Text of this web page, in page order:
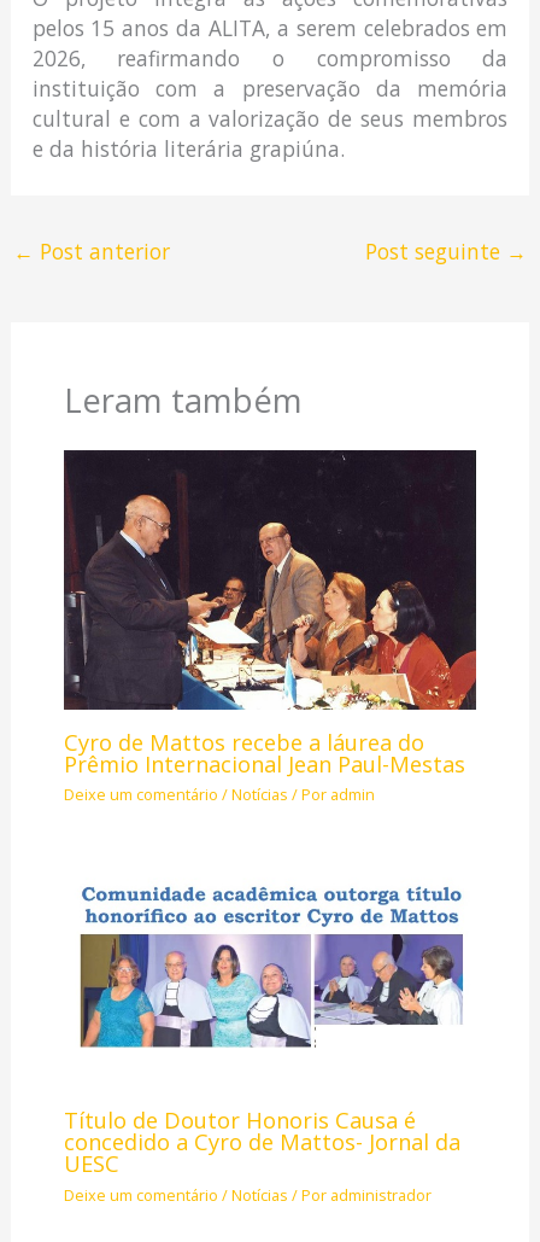
pelos 15 anos da ALITA, a serem celebrados em
2026, reafirmando o compromisso da
instituição com a preservação da memória
cultural e com a valorização de seus membros
e da história literária grapiúna.
← Post anterior Post seguinte →
Leram também
Cyro de Mattos recebe a láurea do
Prêmio Internacional Jean Paul-Mestas
Deixe um comentário /Notícias / Por admin
Título de Doutor Honoris Causa é
concedido a Cyro de Mattos- Jornal da
UESC
Deixe um comentário /Notícias / Por administrador